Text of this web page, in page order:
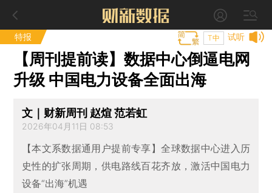
特报 试听
T中
【周刊提前读】数据中心倒逼电网
升级 中国电力设备全面出海
文｜财新周刊 赵煊 范若虹
2026年04月11日 08:53
【本文系数据通用户提前专享】全球数据中心进入历
史性的扩张周期，供电路线百花齐放，激活中国电力
设备“出海”机遇